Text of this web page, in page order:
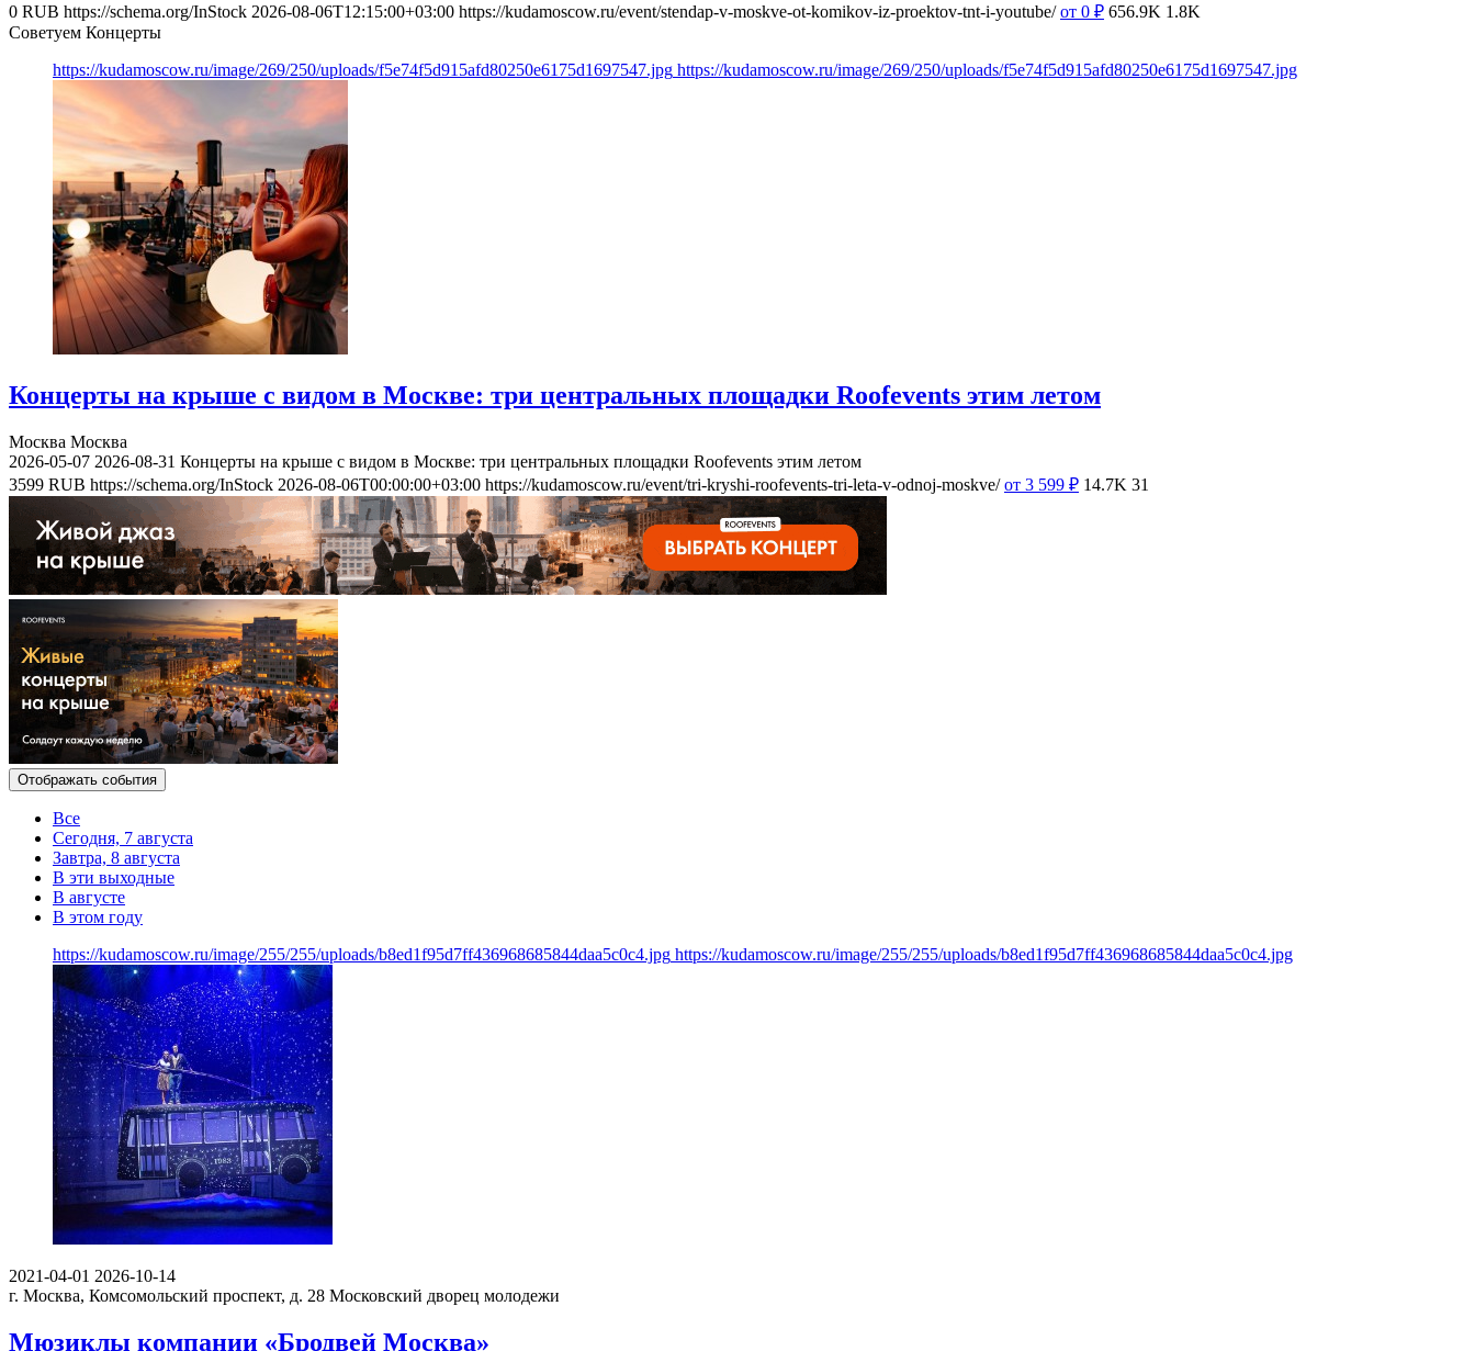
0 RUB https://schema.org/InStock 2026-08-06T12:15:00+03:00 https://kudamoscow.ru/event/stendap-v-moskve-ot-komikov-iz-proektov-tnt-i-youtube/ от 0 ₽ 656.9K 1.8K
Советуем Концерты
https://kudamoscow.ru/image/269/250/uploads/f5e74f5d915afd80250e6175d1697547.jpg https://kudamoscow.ru/image/269/250/uploads/f5e74f5d915afd80250e6175d1697547.jpg
Концерты на крыше с видом в Москве: три центральных площадки Roofevents этим летом
Москва Москва
2026-05-07 2026-08-31 Концерты на крыше с видом в Москве: три центральных площадки Roofevents этим летом
3599 RUB https://schema.org/InStock 2026-08-06T00:00:00+03:00 https://kudamoscow.ru/event/tri-kryshi-roofevents-tri-leta-v-odnoj-moskve/ от 3 599 ₽ 14.7K 31
Отображать события
Все
Сегодня, 7 августа
Завтра, 8 августа
В эти выходные
В августе
В этом году
https://kudamoscow.ru/image/255/255/uploads/b8ed1f95d7ff436968685844daa5c0c4.jpg https://kudamoscow.ru/image/255/255/uploads/b8ed1f95d7ff436968685844daa5c0c4.jpg
2021-04-01 2026-10-14
г. Москва, Комсомольский проспект, д. 28 Московский дворец молодежи
Мюзиклы компании «Бродвей Москва»